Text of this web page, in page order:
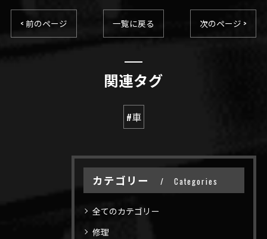
< 前のページ 一覧に戻る 次のページ >
関連タグ
#車
カテゴリー Categories
全てのカテゴリー
修理